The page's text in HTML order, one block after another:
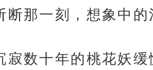
断那一刻，想象中的
寂数十年的桃花妖缓